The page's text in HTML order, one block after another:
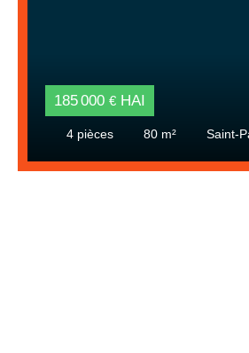
185 000 € HAI
4 pièces 80 m² Saint-